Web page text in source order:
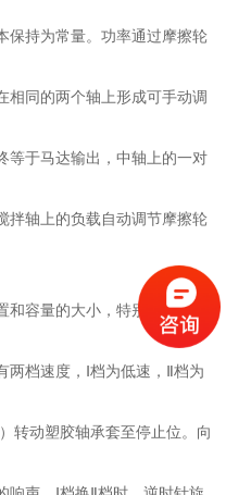
保持为常量。功率通过摩擦轮
相同的两个轴上形成可手动调
等于马达输出，中轴上的一对
拌轴上的负载自动调节摩擦轮
容量的大小，特别是玻璃容
档速度，Ⅰ档为低速，Ⅱ档为
转动塑胶轴承套至停止位。向